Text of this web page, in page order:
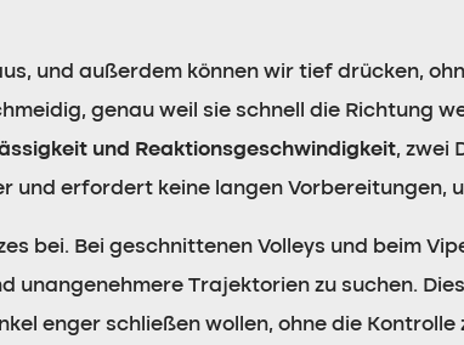
und außerdem können wir tief drücken,
genau weil sie schnell die Richtung
und Reaktionsgeschwindigkeit, zwei
und erfordert keine langen Vorbereitungen,
bei. Bei geschnittenen Volleys und beim
unangenehmere Trajektorien zu suchen.
enger schließen wollen, ohne die Kontrolle